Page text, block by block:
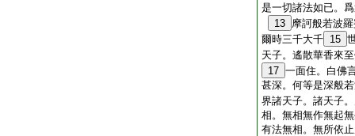
是一切諸法如已。
13 摩訶般若波
爾時三千大千 15
天子。遙散華香來
17 一面住。白佛
甚深。何等是深般
界諸天子。諸天子
相。無相無作無起
有法無相。無所依